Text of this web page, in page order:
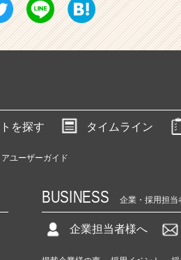
を探す タイムライン
ユーザーガイド
BUSINESS 企業・採用担当
企業担当者様へ